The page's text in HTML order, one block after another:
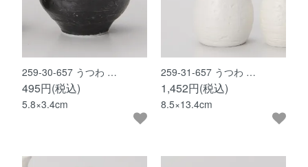
259-30-657 うつわ …
495円(税込)
5.8×3.4cm
259-31-657 うつわ …
1,452円(税込)
8.5×13.4cm